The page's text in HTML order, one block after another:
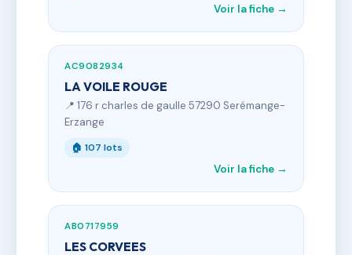
Voir la fiche →
AC9082934
LA VOILE ROUGE
📍 176 r charles de gaulle 57290 Serémange-
Erzange
🏠 107 lots
Voir la fiche →
AB0717959
LES CORVEES